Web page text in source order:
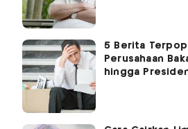
5 Berita
Perusahaan
hingga